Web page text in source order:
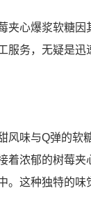
夹心爆浆软糖
服务，无疑是迅
风味与Q弹的软
着浓郁的树莓
。这种独特的